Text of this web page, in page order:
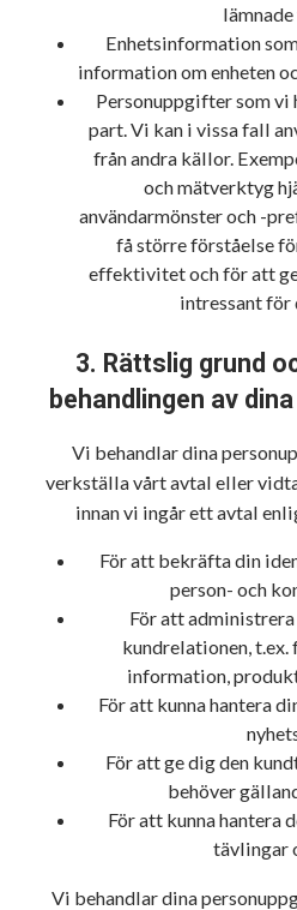
Enhetsinformation
information om enheten
Personuppgifter som vi
part. Vi kan i vissa fall
från andra källor.
och mätverktyg
användarmönster och -
få större förståelse
effektivitet och för att
intressant för
3. Rättslig grund
behandlingen av
Vi behandlar dina
verkställa vårt avtal eller
innan vi ingår ett avtal
För att bekräfta din
person- och
För att
kundrelationen,
information,
För att kunna hantera
För att ge dig den
behöver
För att kunna hantera
tävlingar
Vi behandlar dina